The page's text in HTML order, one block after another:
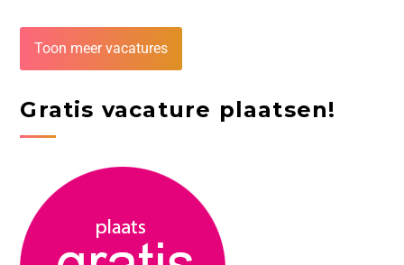
Toon meer vacatures
Gratis vacature plaatsen!